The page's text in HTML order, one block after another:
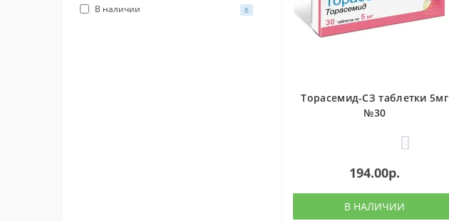
В наличии 6
Торасемид-СЗ таблетки 5мг
№30
194.00р.
В НАЛИЧИИ